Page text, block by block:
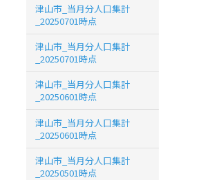
津山市_当月分人口集計
_20250701時点
津山市_当月分人口集計
_20250701時点
津山市_当月分人口集計
_20250601時点
津山市_当月分人口集計
_20250601時点
津山市_当月分人口集計
_20250501時点